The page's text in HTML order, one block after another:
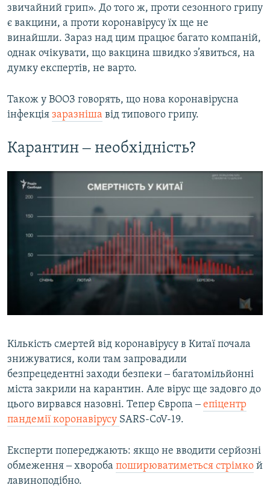
звичайний грип». До того ж, проти сезонного грипу
є вакцини, а проти коронавірусу їх ще не
винайшли. Зараз над цим працює багато компаній,
однак очікувати, що вакцина швидко з’явиться, на
думку експертів, не варто.
Також у ВООЗ говорять, що нова коронавірусна
інфекція заразніша від типового грипу.
Карантин ‒ необхідність?
Кількість смертей від коронавірусу в Китаї почала
знижуватися, коли там запровадили
безпрецедентні заходи безпеки ‒ багатомільйонні
міста закрили на карантин. Але вірус ще задовго до
цього вирвався назовні. Тепер Європа ‒епіцентр
пандемії коронавірусу SARS-CoV-19.
Експерти попереджають: якщо не вводити серйозні
обмеження ‒ хвороба поширюватиметься стрімко й
лавиноподібно.